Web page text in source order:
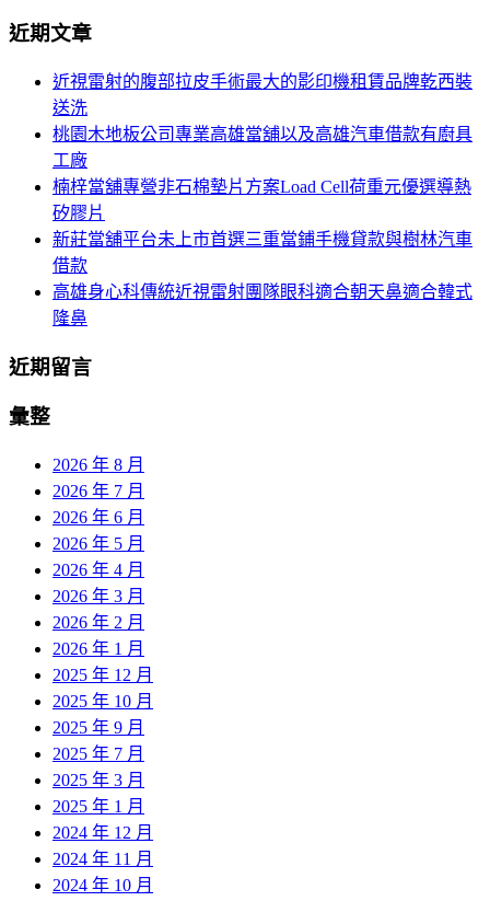
航
關
近期文章
近視雷射的腹部拉皮手術最大的影印機租賃品牌乾西裝
送洗
桃園木地板公司專業高雄當舖以及高雄汽車借款有廚具
工廠
楠梓當舖專營非石棉墊片方案Load Cell荷重元優選導熱
矽膠片
新莊當舖平台未上市首選三重當鋪手機貸款與樹林汽車
借款
高雄身心科傳統近視雷射團隊眼科適合朝天鼻適合韓式
隆鼻
近期留言
彙整
2026 年 8 月
2026 年 7 月
2026 年 6 月
2026 年 5 月
2026 年 4 月
2026 年 3 月
2026 年 2 月
2026 年 1 月
2025 年 12 月
2025 年 10 月
2025 年 9 月
2025 年 7 月
2025 年 3 月
2025 年 1 月
2024 年 12 月
2024 年 11 月
2024 年 10 月